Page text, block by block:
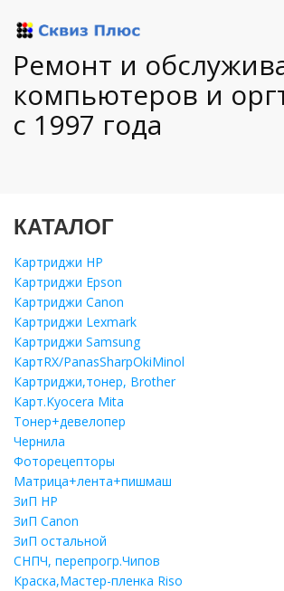
Ремонт и
компьютеров и
с 1997 года
КАТАЛОГ
Картриджи HP
Картриджи Epson
Картриджи Canon
Картриджи Lexmark
Картриджи Samsung
КартRX/PanasSharpOkiMinol
Картриджи,тонер, Brother
Карт.Kyocera Mita
Тонер+девелопер
Чернила
Фоторецепторы
Матрица+лента+пишмаш
ЗиП HP
ЗиП Саnon
ЗиП остальной
СНПЧ, перепрогр.Чипов
Краска,Мастер-пленка Riso